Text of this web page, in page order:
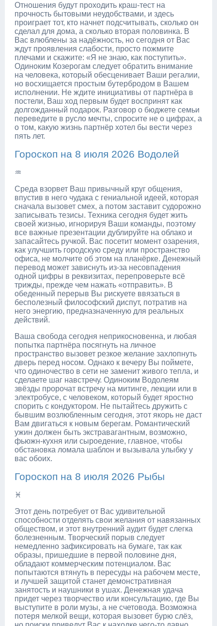
Отношения будут проходить краш-тест на
прочность бытовыми неудобствами, и здесь
проиграет тот, кто начнет подсчитывать, сколько он
сделал для дома, а сколько вторая половинка. В
Вас влюблены за надёжность, но сегодня от Вас
ждут проявления слабости, просто пожмите
плечами и скажите: «Я не знаю, как поступить».
Одиноким Козерогам следует обратить внимание
на человека, который обесценивает Ваши регалии,
но восхищается простым бутербродом в Вашем
исполнении. Не ждите инициативы от партнёра в
постели, Ваш ход первым будет воспринят как
долгожданный подарок. Разговор о бюджете семьи
переведите в русло мечты, спросите не о цифрах, а
о том, какую жизнь партнёр хотел бы вести через
пять лет.
Гороскоп на 8 июля 2026 Водолей
♒
Среда взорвет Ваш привычный круг общения,
впустив в него чудака с гениальной идеей, которая
сначала вызовет смех, а потом заставит судорожно
записывать тезисы. Техника сегодня будет жить
своей жизнью, игнорируя Ваши команды, поэтому
все важные презентации дублируйте на облако и
запасайтесь ручкой. Вас посетит момент озарения,
как улучшить городскую среду или пространство
офиса, не молчите об этом на планёрке. Денежный
перевод может зависнуть из-за несовпадения
одной цифры в реквизитах, перепроверьте всё
трижды, прежде чем нажать «отправить». В
обеденный перерыв Вы рискуете ввязаться в
бесполезный философский диспут, потратив на
него энергию, предназначенную для реальных
действий.
Ваша свобода сегодня неприкосновенна, и любая
попытка партнёра посягнуть на личное
пространство вызовет резкое желание захлопнуть
дверь перед носом. Однако к вечеру Вы поймете,
что одиночество в сети не заменит живого тепла, и
сделаете шаг навстречу. Одиноким Водолеям
звёзды пророчат встречу на митинге, лекции или в
электробусе, с человеком, который будет яростно
спорить с кондуктором. Не пытайтесь дружить с
бывшим возлюбленным сегодня, этот якорь не даст
Вам двигаться к новым берегам. Романтический
ужин должен быть экстравагантным, возможно,
фьюжн-кухня или сыроедение, главное, чтобы
обстановка ломала шаблон и вызывала улыбку у
вас обоих.
Гороскоп на 8 июля 2026 Рыбы
♓
Этот день потребует от Вас удивительной
способности отделять свои желания от навязанных
обществом, и этот внутренний аудит будет слегка
болезненным. Творческий порыв следует
немедленно зафиксировать на бумаге, так как
образы, пришедшие в первой половине дня,
обладают коммерческим потенциалом. Вас
попытаются втянуть в пересуды на рабочем месте,
и лучшей защитой станет демонстративная
занятость и наушники в ушах. Денежная удача
придет через творчество или консультацию, где Вы
выступите в роли музы, а не счетовода. Возможна
потеря мелкой вещи, которая вызовет бурю слёз,